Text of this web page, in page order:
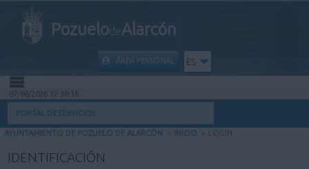
PozuelodeAlarcón
ÁREA PERSONAL ES
INICIO
07/08/2026 12:38:36
PORTAL DE SERVICIOS
AYUNTAMIENTO DE POZUELO DE ALARCÓN > INICIO > LOGIN
IDENTIFICACIÓN